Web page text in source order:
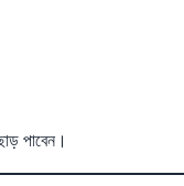
পাবেন।